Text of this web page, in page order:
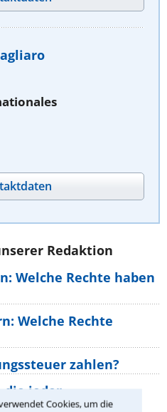
Cookies, um die
Redaktion
Welche Rechte haben
Welche Rechte
zahlen?
die jeder
sollte